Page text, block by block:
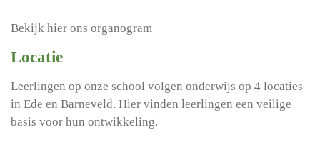
Bekijk hier ons organogram
Locatie
Leerlingen op onze school volgen onderwijs op 4 locaties
in Ede en Barneveld. Hier vinden leerlingen een veilige
basis voor hun ontwikkeling.